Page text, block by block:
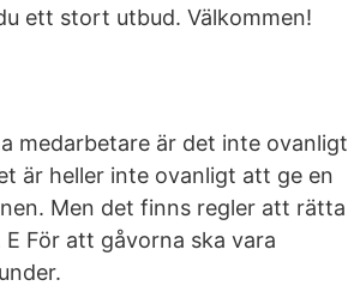
ett stort utbud. Välkommen!
medarbetare är det inte ovanligt
är heller inte ovanligt att ge en
Men det finns regler att rätta
För att gåvorna ska vara